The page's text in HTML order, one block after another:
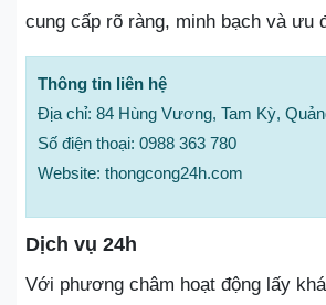
cung cấp rõ ràng, minh bạch và ưu
Thông tin liên hệ
Địa chỉ: 84 Hùng Vương, Tam Kỳ,
Số điện thoại: 0988 363 780
Website: thongcong24h.com
Dịch vụ 24h
Với phương châm hoạt động lấy